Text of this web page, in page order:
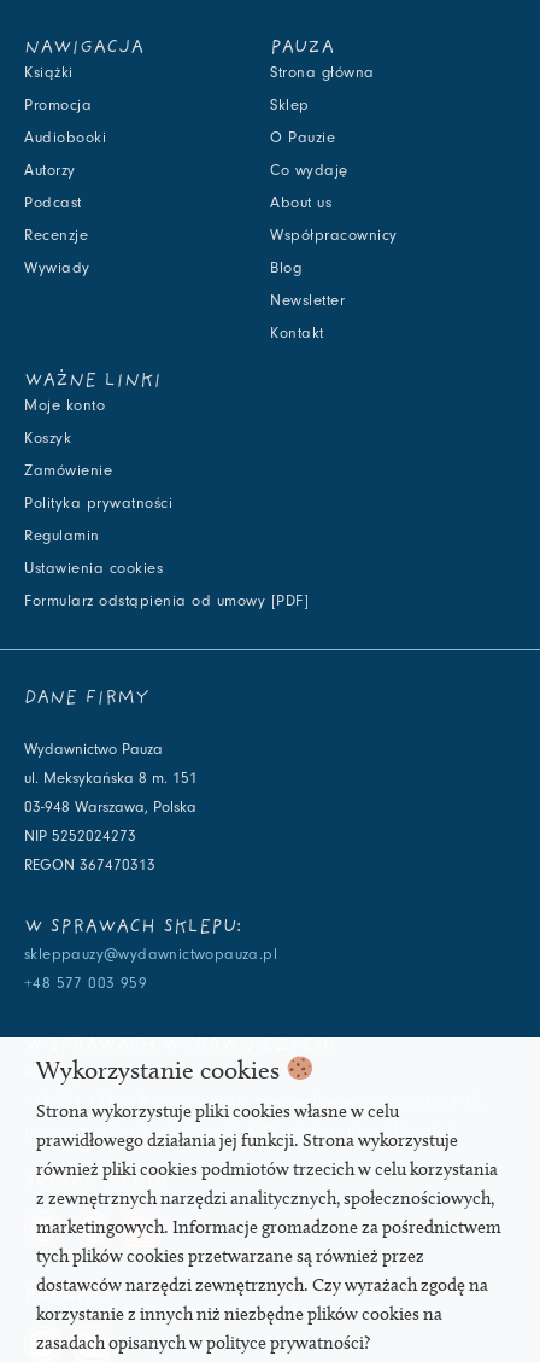
NAWIGACJA
Książki
Promocja
Audiobooki
Autorzy
Podcast
Recenzje
Wywiady
PAUZA
Strona główna
Sklep
O Pauzie
Co wydaję
About us
Współpracownicy
Blog
Newsletter
Kontakt
WAŻNE LINKI
Moje konto
Koszyk
Zamówienie
Polityka prywatności
Regulamin
Ustawienia cookies
Formularz odstąpienia od umowy [PDF]
DANE FIRMY
Wydawnictwo Pauza
ul. Meksykańska 8 m. 151
03-948 Warszawa, Polska
NIP 5252024273
REGON 367470313
W SPRAWACH SKLEPU:
skleppauzy@wydawnictwopauza.pl
+48 577 003 959
info@wydawnictwopauza.pl
+48 501 177 119 (czynny w dni powszednie w godzinach 11-15,
proszę o wysłanie wiadomości SMS, gdybym nie odbierała)
SOCIAL MEDIA
PODCAST
Wykorzystanie cookies
Strona wykorzystuje pliki cookies własne w celu
prawidłowego działania jej funkcji. Strona wykorzystuje
również pliki cookies podmiotów trzecich w celu korzystania
z zewnętrznych narzędzi analitycznych, społecznościowych,
marketingowych. Informacje gromadzone za pośrednictwem
tych plików cookies przetwarzane są również przez
dostawców narzędzi zewnętrznych. Czy wyrażach zgodę na
korzystanie z innych niż niezbędne plików cookies na
zasadach opisanych w polityce prywatności?